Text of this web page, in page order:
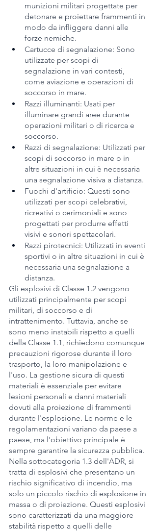
munizioni militari progettate per
detonare e proiettare frammenti in
modo da infliggere danni alle
forze nemiche.
Cartucce di segnalazione: Sono
utilizzate per scopi di
segnalazione in vari contesti,
come aviazione e operazioni di
soccorso in mare.
Razzi illuminanti: Usati per
illuminare grandi aree durante
operazioni militari o di ricerca e
soccorso.
Razzi di segnalazione: Utilizzati per
scopi di soccorso in mare o in
altre situazioni in cui è necessaria
una segnalazione visiva a distanza.
Fuochi d'artificio: Questi sono
utilizzati per scopi celebrativi,
ricreativi o cerimoniali e sono
progettati per produrre effetti
visivi e sonori spettacolari.
Razzi pirotecnici: Utilizzati in eventi
sportivi o in altre situazioni in cui è
necessaria una segnalazione a
distanza.
Gli esplosivi di Classe 1.2 vengono
utilizzati principalmente per scopi
militari, di soccorso e di
intrattenimento. Tuttavia, anche se
sono meno instabili rispetto a quelli
della Classe 1.1, richiedono comunque
precauzioni rigorose durante il loro
trasporto, la loro manipolazione e
l'uso. La gestione sicura di questi
materiali è essenziale per evitare
lesioni personali e danni materiali
dovuti alla proiezione di frammenti
durante l'esplosione. Le norme e le
regolamentazioni variano da paese a
paese, ma l'obiettivo principale è
sempre garantire la sicurezza pubblica.
Nella sottocategoria 1.3 dell'ADR, si
tratta di esplosivi che presentano un
rischio significativo di incendio, ma
solo un piccolo rischio di esplosione in
massa o di proiezione. Questi esplosivi
sono caratterizzati da una maggiore
stabilità rispetto a quelli delle